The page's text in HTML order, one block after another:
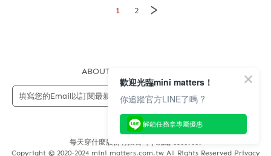
1 2 >
ABOUT US
每天穿什麼股份有限公司 | 統編 83689089
Copyright © 2020-2024 mini matters.com.tw All Rights Reserved Privacy
歡迎光臨mini matters！
你追蹤官方LINE了嗎 ?
解鎖任務拿專屬優惠